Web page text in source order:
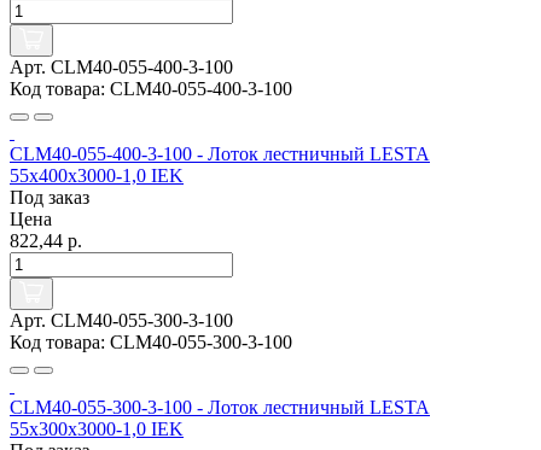
Арт. CLM40-055-400-3-100
Код товара: CLM40-055-400-3-100
CLM40-055-400-3-100 - Лоток лестничный LESTA
55х400х3000-1,0 IEK
Под заказ
Цена
822,44 р.
Арт. CLM40-055-300-3-100
Код товара: CLM40-055-300-3-100
CLM40-055-300-3-100 - Лоток лестничный LESTA
55х300х3000-1,0 IEK